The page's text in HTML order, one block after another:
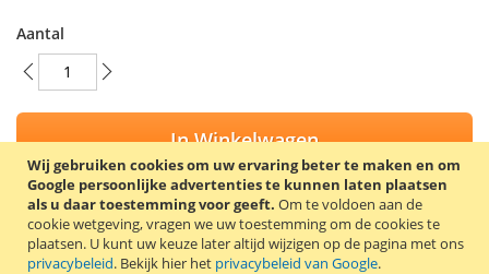
Wij gebruiken cookies om uw ervaring beter te maken en om
Google persoonlijke advertenties te kunnen laten plaatsen
als u daar toestemming voor geeft. Om te voldoen aan de
cookie wetgeving, vragen we uw toestemming om de cookies te
plaatsen. U kunt uw keuze later altijd wijzigen op de pagina met ons
privacybeleid. Bekijk hier het privacybeleid van Google.
Aantal
In Winkelwagen
VOEG TOE AAN VERLANGLIJST